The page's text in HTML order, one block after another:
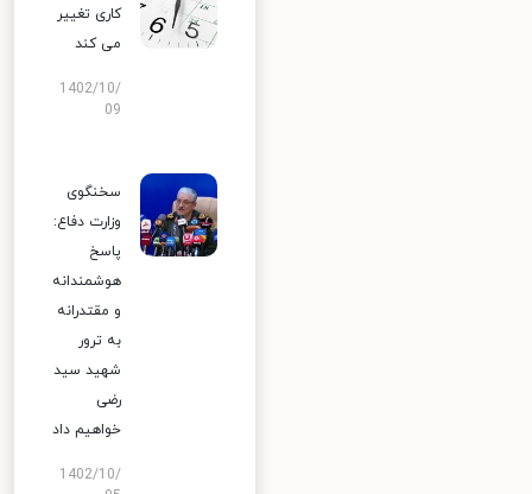
کاری تغییر
می‌ کند
1402/10/
09
سخنگوی
وزارت دفاع:
پاسخ
هوشمندانه
و مقتدرانه
به ترور
شهید سید
رضی
خواهیم داد
1402/10/